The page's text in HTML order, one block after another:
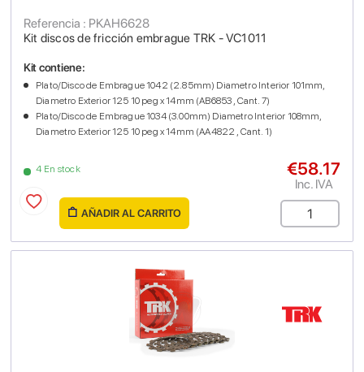
Kit discos de fricción embrague TRK - VC1011
Referencia : PKAH6628
4 En stock
Kit contiene:
Plato/Disco de Embrague 1042 (2.85mm) Diametro Interior 101mm,
Diametro Exterior 125 10 peg x 14mm (AB6853 , Cant. 7)
Plato/Disco de Embrague 1034 (3.00mm) Diametro Interior 108mm,
Diametro Exterior 125 10 peg x 14mm (AA4822 , Cant. 1)
€58.17
Inc. IVA
AÑADIR AL CARRITO